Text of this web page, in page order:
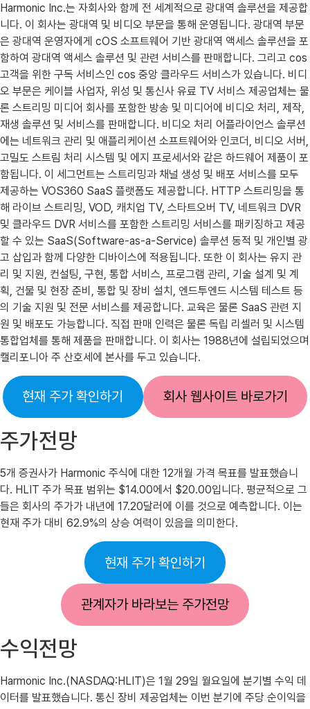
Harmonic Inc.는 자회사와 함께 전 세계적으로 광대역 솔루션을 제공합
니다. 이 회사는 광대역 및 비디오 부문을 통해 운영됩니다. 광대역 부문
은 광대역 운영자에게 cOS 소프트웨어 기반 광대역 액세스 솔루션을 포
함하여 광대역 액세스 솔루션 및 관련 서비스를 판매합니다. 그리고 cos
고객을 위한 구독 서비스인 cos 중앙 클라우드 서비스가 있습니다. 비디
오 부문은 케이블 사업자, 위성 및 통신사 유료 TV 서비스 제공업체는 물
론 스트리밍 미디어 회사를 포함한 방송 및 미디어에 비디오 처리, 제작,
재생 솔루션 및 서비스를 판매합니다. 비디오 처리 어플라이언스 솔루션
에는 네트워크 관리 및 애플리케이션 소프트웨어와 인코더, 비디오 서버,
고밀도 스트림 처리 시스템 및 에지 프로세서와 같은 하드웨어 제품이 포
함됩니다. 이 세그먼트는 스트리밍과 채널 생성 및 배포 서비스를 모두
제공하는 VOS360 SaaS 플랫폼도 제공합니다. HTTP 스트리밍을 통
해 라이브 스트리밍, VOD, 캐치업 TV, 스타트오버 TV, 네트워크 DVR
및 클라우드 DVR 서비스를 포함한 스트리밍 서비스를 패키징하고 제공
할 수 있는 SaaS(Software-as-a-Service) 솔루션 동적 및 개인별 광
고 삽입과 함께 다양한 디바이스에 적용됩니다. 또한 이 회사는 유지 관
리 및 지원, 컨설팅, 구현, 통합 서비스, 프로그램 관리, 기술 설계 및 계
획, 건물 및 현장 준비, 통합 및 장비 설치, 엔드투엔드 시스템 테스트 등
의 기술 지원 및 전문 서비스를 제공합니다. 교육은 물론 SaaS 관련 지
원 및 배포도 가능합니다. 직접 판매 인력은 물론 독립 리셀러 및 시스템
통합업체를 통해 제품을 판매합니다. 이 회사는 1988년에 설립되었으며
캘리포니아 주 산호세에 본사를 두고 있습니다.
현재 주가 확인하기 회사 웹사이트 바로가기
주가전망
5개 증권사가 Harmonic 주식에 대한 12개월 가격 목표를 발표했습니
다. HLIT 주가 목표 범위는 $14.00에서 $20.00입니다. 평균적으로 그
들은 회사의 주가가 내년에 17.20달러에 이를 것으로 예측합니다. 이는
현재 주가 대비 62.9%의 상승 여력이 있음을 의미한다.
현재 주가 확인하기
관계자가 바라보는 주가전망
수익전망
Harmonic Inc.(NASDAQ:HLIT)은 1월 29일 월요일에 분기별 수익 데
이터를 발표했습니다. 통신 장비 제공업체는 이번 분기에 주당 순이익을